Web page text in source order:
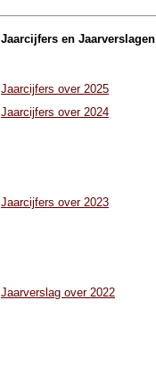
Jaarcijfers en Jaarverslagen
Jaarcijfers over 2025
Jaarcijfers over 2024
Jaarcijfers over 2023
Jaarverslag over 2022